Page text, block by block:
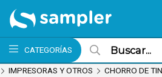
CATEGORÍAS
MI COMPRA
IMPRESORAS Y OTROS CHORRO DE